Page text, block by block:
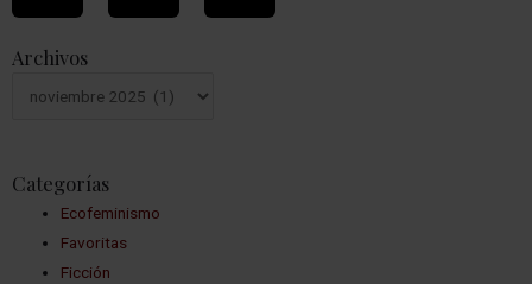
Archivos
Categorías
Ecofeminismo
Favoritas
Ficción